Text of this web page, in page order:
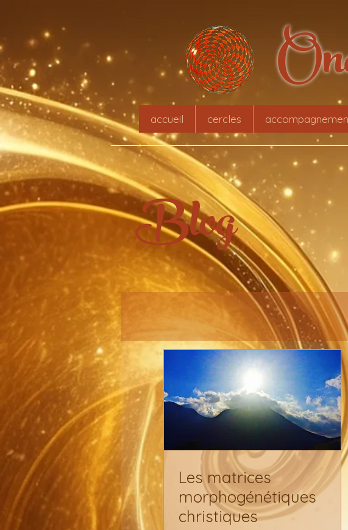
accueil cercles
Blog
Les matrices
morphogénétiques
christiques